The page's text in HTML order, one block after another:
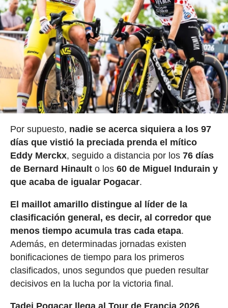
Por supuesto, nadie se acerca siquiera a los 97
días que vistió la preciada prenda el mítico
Eddy Merckx, seguido a distancia por los 76 días
de Bernard Hinault o los 60 de Miguel Indurain y
que acaba de igualar Pogacar.
El maillot amarillo distingue al líder de la
clasificación general, es decir, al corredor que
menos tiempo acumula tras cada etapa.
Además, en determinadas jornadas existen
bonificaciones de tiempo para los primeros
clasificados, unos segundos que pueden resultar
decisivos en la lucha por la victoria final.